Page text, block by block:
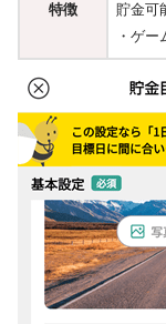
特徴
貯金可
・ゲ